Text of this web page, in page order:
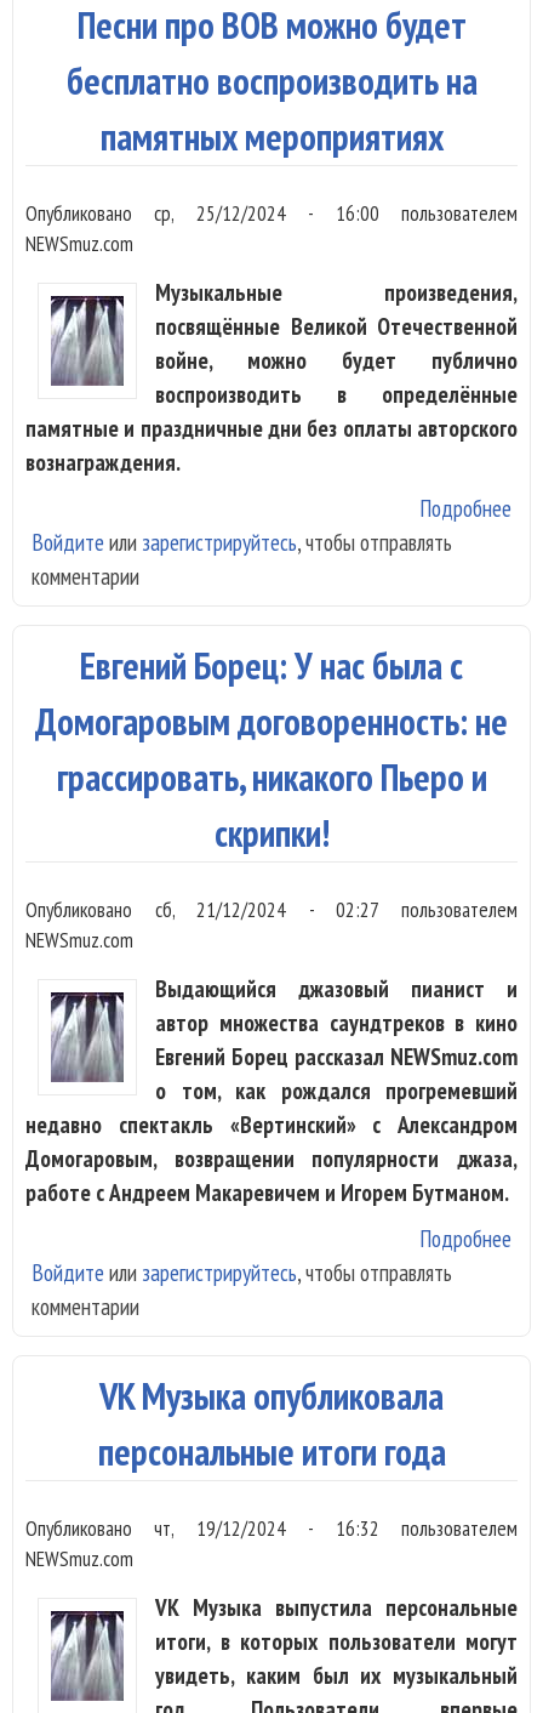
Песни про ВОВ можно будет
бесплатно воспроизводить на
памятных мероприятиях
Опубликованоср, 25/12/2024 - 16:00 пользователем
NEWSmuz.com
Музыкальные произведения,
посвящённые Великой Отечественной
войне, можно будет публично
воспроизводить в определённые
памятные и праздничные дни без оплаты авторского
вознаграждения.
Подробнее
Войдите или зарегистрируйтесь, чтобы отправлять
комментарии
Евгений Борец: У нас была с
Домогаровым договоренность: не
грассировать, никакого Пьеро и
скрипки!
Опубликовано сб, 21/12/2024 - 02:27 пользователем
NEWSmuz.com
Выдающийся джазовый пианист и
автор множества саундтреков в кино
Евгений Борец рассказал NEWSmuz.com
о том, как рождался прогремевший
недавно спектакль «Вертинский» с Александром
Домогаровым, возвращении популярности джаза,
работе с Андреем Макаревичем и Игорем Бутманом.
Подробнее
Войдите или зарегистрируйтесь, чтобы отправлять
комментарии
VK Музыка опубликовала
персональные итоги года
Опубликованочт, 19/12/2024 - 16:32 пользователем
NEWSmuz.com
VK Музыка выпустила персональные
итоги, в которых пользователи могут
увидеть, каким был их музыкальный